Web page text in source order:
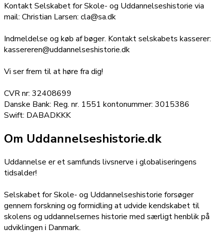
Kontakt Selskabet for Skole- og Uddannelseshistorie via
mail: Christian Larsen: cla@sa.dk
Indmeldelse og køb af bøger. Kontakt selskabets kasserer:
kassereren@uddannelseshistorie.dk
Vi ser frem til at høre fra dig!
CVR nr: 32408699
Danske Bank: Reg. nr. 1551 kontonummer: 3015386
Swift: DABADKKK
Om Uddannelseshistorie.dk
Uddannelse er et samfunds livsnerve i globaliseringens
tidsalder!
Selskabet for Skole- og Uddannelseshistorie forsøger
gennem forskning og formidling at udvide kendskabet til
skolens og uddannelsernes historie med særligt henblik på
udviklingen i Danmark.